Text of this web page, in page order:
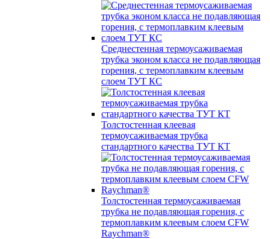
Среднестенная термоусаживаемая
трубка эконом класса не подавляющая
горения, с термоплавким клеевым
слоем ТУТ КС
Толстостенная клеевая
термоусаживаемая трубка
стандартного качества ТУТ КТ
Толстостенная термоусаживаемая
трубка не подавляющая горения, с
термоплавким клеевым слоем CFW
Raychman®